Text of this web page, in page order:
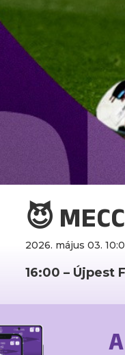
😈
2026. május 03.
16:00 – Újpest